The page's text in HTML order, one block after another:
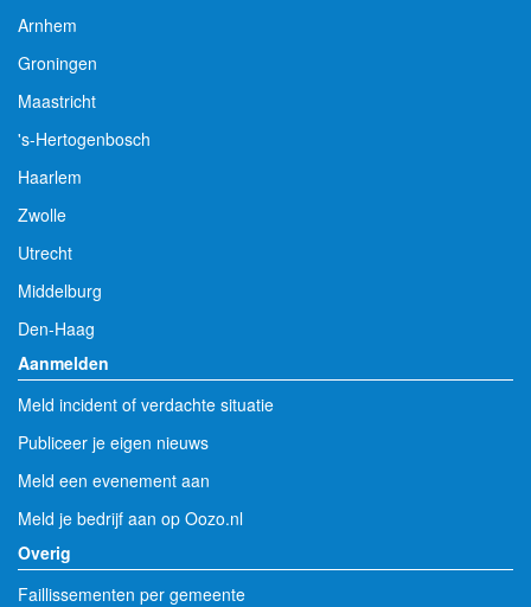
Arnhem
Groningen
Maastricht
's-Hertogenbosch
Haarlem
Zwolle
Utrecht
Middelburg
Den-Haag
Aanmelden
Meld incident of verdachte situatie
Publiceer je eigen nieuws
Meld een evenement aan
Meld je bedrijf aan op Oozo.nl
Overig
Faillissementen per gemeente